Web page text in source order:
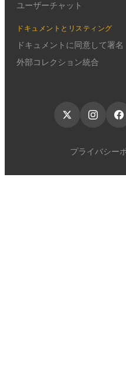
ユーザーチャット
ドキュメントとリスティング
ドキュメントに同意して署名
外部コレクション統合
プライバシー